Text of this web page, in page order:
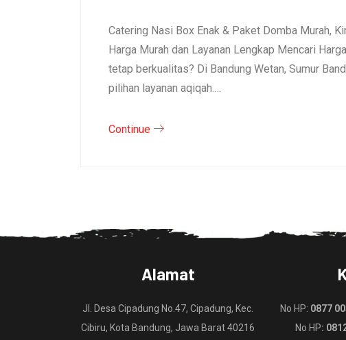
Catering Nasi Box Enak & Paket Domba Murah,
Harga Murah dan Layanan Lengkap Mencari
tetap berkualitas? Di Bandung Wetan, Sumur
pilihan layanan aqiqah.…
Continue
Alamat
Jl. Desa Cipadung No.47, Cipadung, Kec.
Cibiru, Kota Bandung, Jawa Barat 40216
No HP: 0877
No HP: